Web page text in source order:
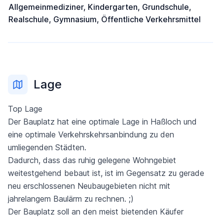
Allgemeinmediziner, Kindergarten, Grundschule,
Realschule, Gymnasium, Öffentliche Verkehrsmittel
Lage
Top Lage
Der Bauplatz hat eine optimale Lage in Haßloch und
eine optimale Verkehrskehrsanbindung zu den
umliegenden Städten.
Dadurch, dass das ruhig gelegene Wohngebiet
weitestgehend bebaut ist, ist im Gegensatz zu gerade
neu erschlossenen Neubaugebieten nicht mit
jahrelangem Baulärm zu rechnen. ;)
Der Bauplatz soll an den meist bietenden Käufer